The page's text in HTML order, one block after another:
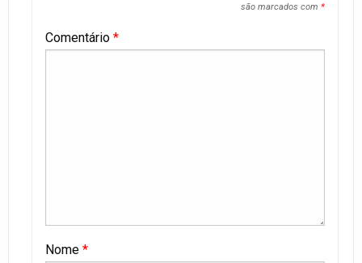
são marcados com *
Comentário *
Nome *